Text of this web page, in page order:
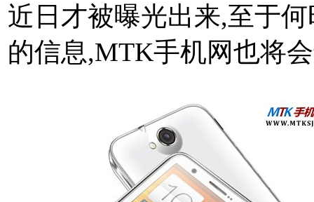
近日才被曝光出来,至于
的信息,MTK手机网也将